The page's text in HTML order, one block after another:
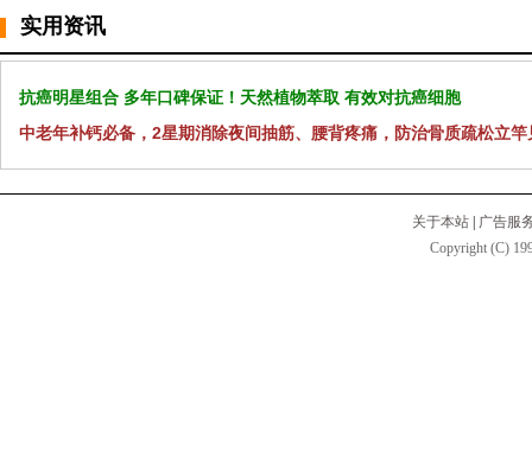
实用资讯
抗癌明星组合 多年口碑保证！天然植物萃取 有效对抗癌细胞
中老年补钙必备，2星期消除夜间抽筋、腰背疼痛，防治骨质疏松立竿
关于本站
广告服
Copyright (C)